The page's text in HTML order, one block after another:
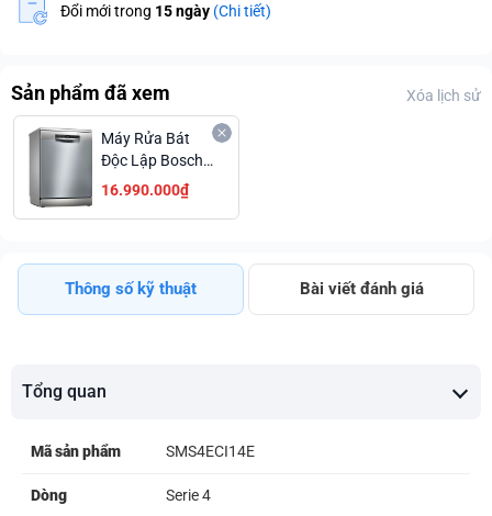
Đổi mới trong 15 ngày (Chi tiết)
Sản phẩm đã xem Xóa lịch sử
Máy Rửa Bát
Độc Lập Bosch
SMS4ECI14E
Series 4 Hé Cửa
Biệt
16.990.000₫
Thông số kỹ thuật Bài viết đánh giá
Tổng quan
Mã sản phẩm SMS4ECI14E
Dòng Serie 4